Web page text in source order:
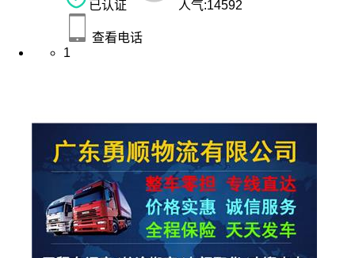
已认证 人气:14592
查看电话
1